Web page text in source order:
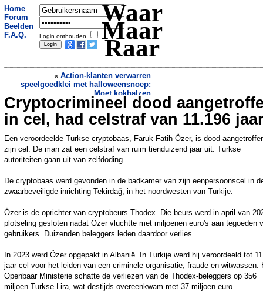
Home
Forum
Beelden
F.A.Q.
Login onthouden
Waar
Maar
Raar
« Action-klanten verwarren
speelgoedklei met halloweensnoep:
Moet kokhalzen
De oudste lucht ooit ontdekt in 6
miljoen jaar oud ijs»
Cryptocrimineel dood
in cel, had celstraf van 11.196
Een veroordeelde Turkse cryptobaas, Faruk Fatih Özer, is dood
zijn cel. De man zat een celstraf van ruim tienduizend jaar uit. Turkse
autoriteiten gaan uit van zelfdoding.
De cryptobaas werd gevonden in de badkamer van zijn eenpersoonscel in
zwaarbeveiligde inrichting Tekirdağ, in het noordwesten van Turkije.
Özer is de oprichter van cryptobeurs Thodex. Die beurs werd in april van
plotseling gesloten nadat Özer vluchtte met miljoenen euro's aan tegoeden
gebruikers. Duizenden beleggers leden daardoor verlies.
In 2023 werd Özer opgepakt in Albanië. In Turkije werd hij veroordeeld tot
jaar cel voor het leiden van een criminele organisatie, fraude en witwassen.
Openbaar Ministerie schatte de verliezen van de Thodex-beleggers op 356
miljoen Turkse Lira, wat destijds overeenkwam met 37 miljoen euro.